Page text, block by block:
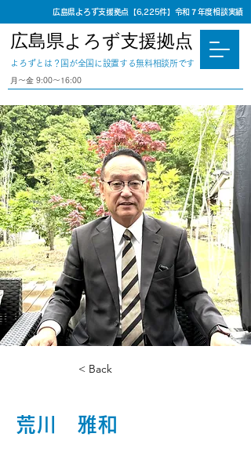
広島県よろず支援拠点【6,225件】令和７年度相談実績
広島県よろず支援拠点
​よろずとは？国が全国に設置する無料相談所です
⽉〜⾦ 9:00〜16:00
< Back
荒川 雅和